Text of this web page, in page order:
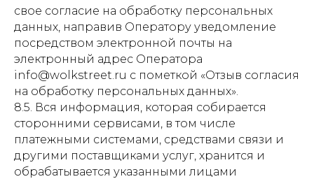
свое согласие на обработку персональных
данных, направив Оператору уведомление
посредством электронной почты на
электронный адрес Оператора
info@wolkstreet.ru с пометкой «Отзыв согласия
на обработку персональных данных».
8.5. Вся информация, которая собирается
сторонними сервисами, в том числе
платежными системами, средствами связи и
другими поставщиками услуг, хранится и
обрабатывается указанными лицами